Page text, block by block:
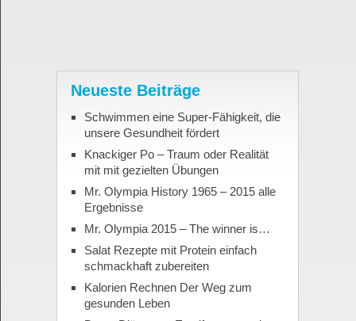
Neueste Beiträge
Schwimmen eine Super-Fähigkeit, die
unsere Gesundheit fördert
Knackiger Po – Traum oder Realität
mit mit gezielten Übungen
Mr. Olympia History 1965 – 2015 alle
Ergebnisse
Mr. Olympia 2015 – The winner is…
Salat Rezepte mit Protein einfach
schmackhaft zubereiten
Kalorien Rechnen Der Weg zum
gesunden Leben